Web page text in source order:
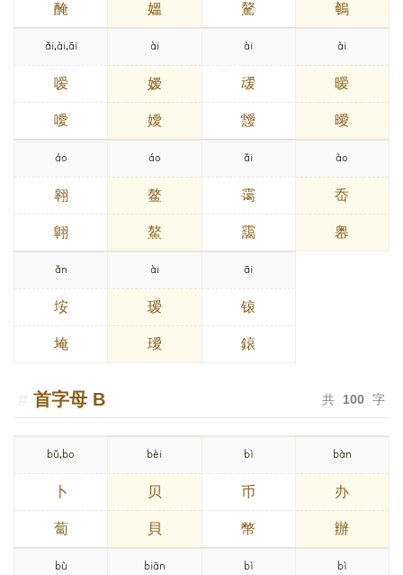
醃 媼 驁 鵪
ǎi,ài,āi
嗳
噯
ài
嫒
嬡
ài
叆
靉
ài
暧
曖
áo
翱
翺
áo
鳌
鰲
ǎi
霭
靄
ào
岙
嶴
ǎn
垵
埯
ài
瑷
璦
āi
锿
鎄
首字母 B 共 100 字
bǔ,bo
卜
蔔
bèi
贝
貝
bì
币
幣
bàn
办
辦
bù biān bì bì